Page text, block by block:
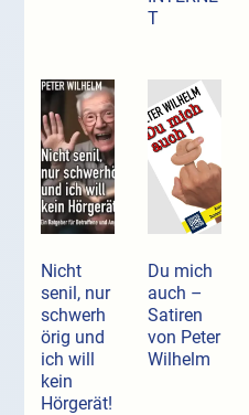
T
Nicht
senil, nur
schwerh
örig und
ich will
kein
Hörgerät!
Du mich
auch –
Satiren
von Peter
Wilhelm